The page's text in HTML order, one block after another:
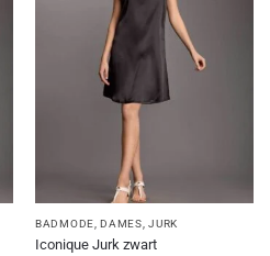
BADMODE, DAMES,JURK
Iconique Jurk zwart